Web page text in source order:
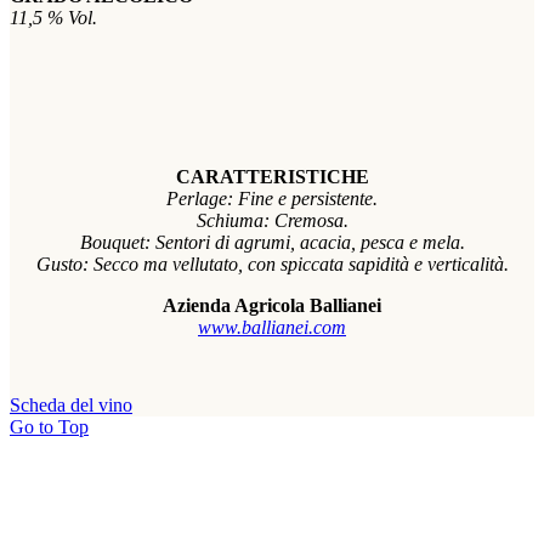
11,5 % Vol.
CARATTERISTICHE
Perlage: Fine e persistente.
Schiuma: Cremosa.
Bouquet: Sentori di agrumi, acacia, pesca e mela.
Gusto: Secco ma vellutato, con spiccata sapidità e verticalità.
Azienda Agricola Ballianei
www.ballianei.com
Scheda del vino
Go to Top